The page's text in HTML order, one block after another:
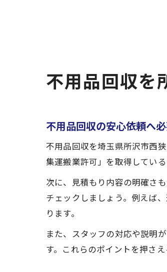
不用品回収を
不用品回収の安心依頼へ
不用品回収を埼玉県所沢市西
集運搬業許可」を取得してい
次に、見積もり内容の明確さ
チェックしましょう。例えば
ります。
また、スタッフの対応や説明
す。これらのポイントを押さ